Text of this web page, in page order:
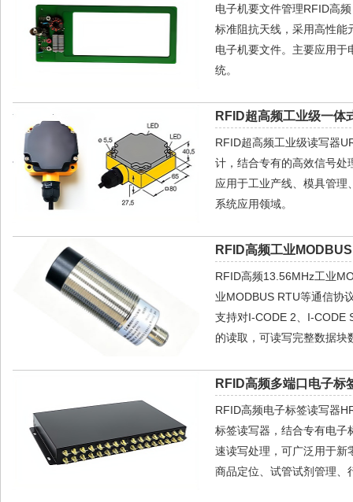
电子机要文件管理RFID高
标准阻抗天线，采用高性能
电子机要文件。主要应用
统。
RFID超高频工业级一体
RFID超高频工业级读写器
计，结合专有的高效信号处
应用于工业产线、模具管
系统应用领域。
RFID高频工业
RFID高频13.56MHz工业
业MODBUS RTU等通信协
支持对I-CODE 2、I-CODE
的读取，可读写完整数据
RFID高频多端口电子标
RFID高频电子标签读写器
标签读写器，结合专有电子
速读写处理，可广泛用于新
商品定位、试管试剂管理、